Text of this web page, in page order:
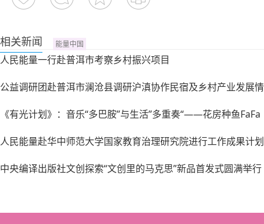
相关新闻 能量中国
人民能量一行赴普洱市考察乡村振兴项目
公益调研团赴普洱市澜沧县调研沪滇协作民宿及乡村产业发展
《有光计划》：音乐“多巴胺”与生活”多重奏“——花房种鱼FaFa
人民能量赴华中师范大学国家教育治理研究院进行工作成果计
中央编译出版社文创探索“文创里的马克思”新品首发式圆满举行